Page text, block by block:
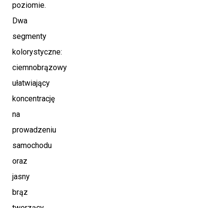
poziomie.
Dwa
segmenty
kolorystyczne:
ciemnobrązowy
ułatwiający
koncentrację
na
prowadzeniu
samochodu
oraz
jasny
brąz